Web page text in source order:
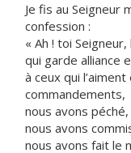
Je fis au
confession :
« Ah ! toi
qui garde alliance
à ceux qui
commandements,
nous avons péché,
nous avons
nous avons fait le